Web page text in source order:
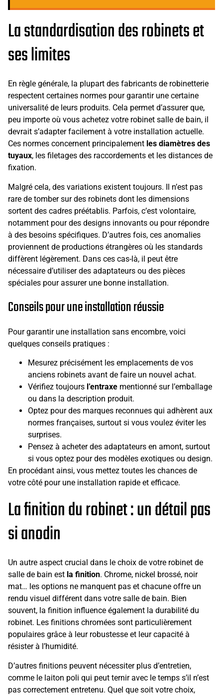
La standardisation des robinets et
ses limites
En règle générale, la plupart des fabricants de robinetterie
respectent certaines normes pour garantir une certaine
universalité de leurs produits. Cela permet d’assurer que,
peu importe où vous achetez votre robinet salle de bain, il
devrait s’adapter facilement à votre installation actuelle.
Ces normes concernent principalement les diamètres des
tuyaux, les filetages des raccordements et les distances de
fixation.
Malgré cela, des variations existent toujours. Il n’est pas
rare de tomber sur des robinets dont les dimensions
sortent des cadres préétablis. Parfois, c’est volontaire,
notamment pour des designs innovants ou pour répondre
à des besoins spécifiques. D’autres fois, ces anomalies
proviennent de productions étrangères où les standards
diffèrent légèrement. Dans ces cas-là, il peut être
nécessaire d’utiliser des adaptateurs ou des pièces
spéciales pour assurer une bonne installation.
Conseils pour une installation réussie
Pour garantir une installation sans encombre, voici
quelques conseils pratiques :
Mesurez précisément les emplacements de vos
anciens robinets avant de faire un nouvel achat.
Vérifiez toujours l’entraxe mentionné sur l’emballage
ou dans la description produit.
Optez pour des marques reconnues qui adhèrent aux
normes françaises, surtout si vous voulez éviter les
surprises.
Pensez à acheter des adaptateurs en amont, surtout
si vous optez pour des modèles exotiques ou design.
En procédant ainsi, vous mettez toutes les chances de
votre côté pour une installation rapide et efficace.
La finition du robinet : un détail pas
si anodin
Un autre aspect crucial dans le choix de votre robinet de
salle de bain est la finition. Chrome, nickel brossé, noir
mat… les options ne manquent pas et chacune offre un
rendu visuel différent dans votre salle de bain. Bien
souvent, la finition influence également la durabilité du
robinet. Les finitions chromées sont particulièrement
populaires grâce à leur robustesse et leur capacité à
résister à l’humidité.
D’autres finitions peuvent nécessiter plus d’entretien,
comme le laiton poli qui peut ternir avec le temps s’il n’est
pas correctement entretenu. Quel que soit votre choix,